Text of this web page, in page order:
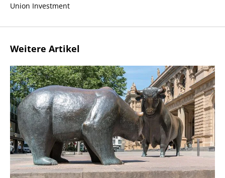
Union Investment
Weitere Artikel